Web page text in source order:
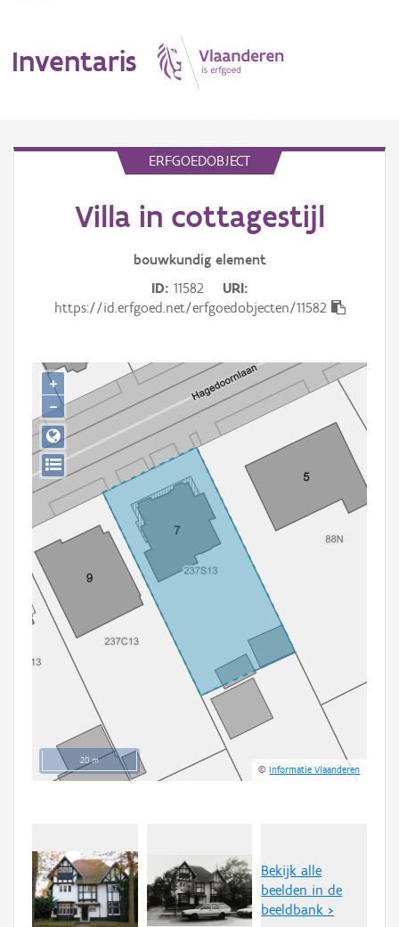
Inventaris
Erfgoedobject
Gebeurtenis
Persoon of collectief
Downloads
Hergebruik
Aanmelden
ERFGOEDOBJECT
Villa in cottagestijl
bouwkundig element
ID 11582
URI
https://id.erfgoed.net/erfgoedobjecten/11582
20 m
©Informatie Vlaanderen
+
−
Bekijk alle
beelden in de
beeldbank >